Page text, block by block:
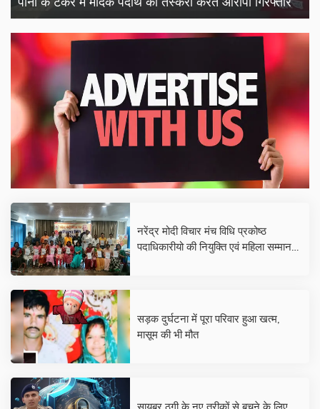
नरेंद्र मोदी विचार मंच विधि प्रकोष्ठ
पदाधिकारीयो की नियुक्ति एवं महिला सम्मान
सड़क दुर्घटना में पूरा परिवार हुआ खत्म,
मासूम की भी मौत
सायबर ठगी के नए तरीकों से बचने के लिए